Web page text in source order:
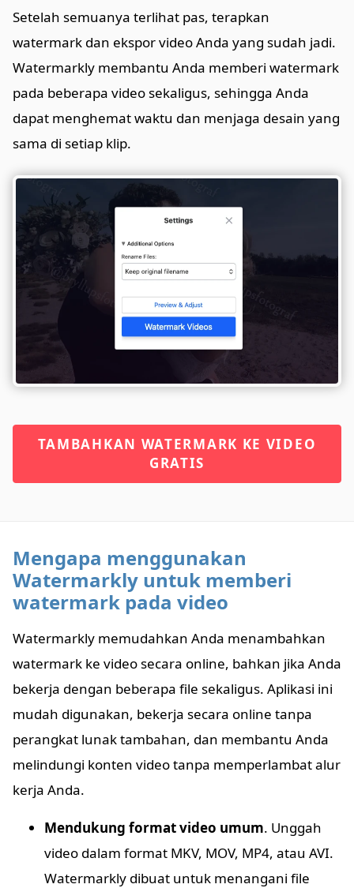
Setelah semuanya terlihat pas, terapkan
watermark dan ekspor video Anda yang sudah jadi.
Watermarkly membantu Anda memberi watermark
pada beberapa video sekaligus, sehingga Anda
dapat menghemat waktu dan menjaga desain yang
sama di setiap klip.
TAMBAHKAN WATERMARK KE VIDEO
GRATIS
Mengapa menggunakan
Watermarkly untuk memberi
watermark pada video
Watermarkly memudahkan Anda menambahkan
watermark ke video secara online, bahkan jika Anda
bekerja dengan beberapa file sekaligus. Aplikasi ini
mudah digunakan, bekerja secara online tanpa
perangkat lunak tambahan, dan membantu Anda
melindungi konten video tanpa memperlambat alur
kerja Anda.
Mendukung format video umum. Unggah
video dalam format MKV, MOV, MP4, atau AVI.
Watermarkly dibuat untuk menangani file